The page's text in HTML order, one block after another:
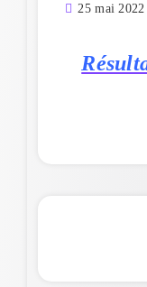
25 mai 2022